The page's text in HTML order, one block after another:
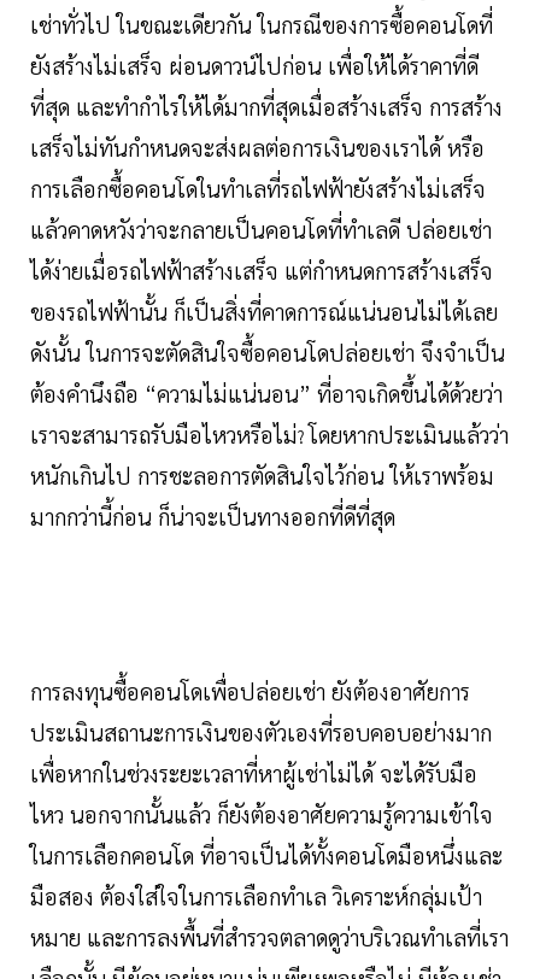
เช่าทั่วไป ในขณะเดียวกัน ในกรณีของการซื้อคอนโดที่
ยังสร้างไม่เสร็จ ผ่อนดาวน์ไปก่อน เพื่อให้ได้ราคาที่ดี
ที่สุด และทำกำไรให้ได้มากที่สุดเมื่อสร้างเสร็จ การสร้าง
เสร็จไม่ทันกำหนดจะส่งผลต่อการเงินของเราได้ หรือ
การเลือกซื้อคอนโดในทำเลที่รถไฟฟ้ายังสร้างไม่เสร็จ
แล้วคาดหวังว่าจะกลายเป็นคอนโดที่ทำเลดี ปล่อยเช่า
ได้ง่ายเมื่อรถไฟฟ้าสร้างเสร็จ แต่กำหนดการสร้างเสร็จ
ของรถไฟฟ้านั้น ก็เป็นสิ่งที่คาดการณ์แน่นอนไม่ได้เลย
ดังนั้น ในการจะตัดสินใจซื้อคอนโดปล่อยเช่า จึงจำเป็น
ต้องคำนึงถือ “ความไม่แน่นอน” ที่อาจเกิดขึ้นได้ด้วยว่า
เราจะสามารถรับมือไหวหรือไม่? โดยหากประเมินแล้วว่า
หนักเกินไป การชะลอการตัดสินใจไว้ก่อน ให้เราพร้อม
มากกว่านี้ก่อน ก็น่าจะเป็นทางออกที่ดีที่สุด
การลงทุนซื้อคอนโดเพื่อปล่อยเช่า ยังต้องอาศัยการ
ประเมินสถานะการเงินของตัวเองที่รอบคอบอย่างมาก
เพื่อหากในช่วงระยะเวลาที่หาผู้เช่าไม่ได้ จะได้รับมือ
ไหว นอกจากนั้นแล้ว ก็ยังต้องอาศัยความรู้ความเข้าใจ
ในการเลือกคอนโด ที่อาจเป็นได้ทั้งคอนโดมือหนึ่งและ
มือสอง ต้องใส่ใจในการเลือกทำเล วิเคราะห์กลุ่มเป้า
หมาย และการลงพื้นที่สำรวจตลาดดูว่าบริเวณทำเลที่เรา